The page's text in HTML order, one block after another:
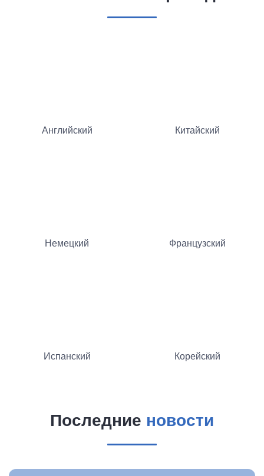
Английский Китайский
Немецкий Французский
Испанский Корейский
Последние новости